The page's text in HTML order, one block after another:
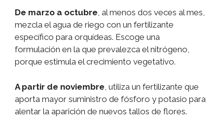
De marzo a octubre, al menos dos veces al mes,
mezcla el agua de riego con un fertilizante
específico para orquídeas. Escoge una
formulación en la que prevalezca el nitrógeno,
porque estimula el crecimiento vegetativo.
A partir de noviembre , utiliza un fertilizante que
aporta mayor suministro de fósforo y potasio para
alentar la aparición de nuevos tallos de flores.